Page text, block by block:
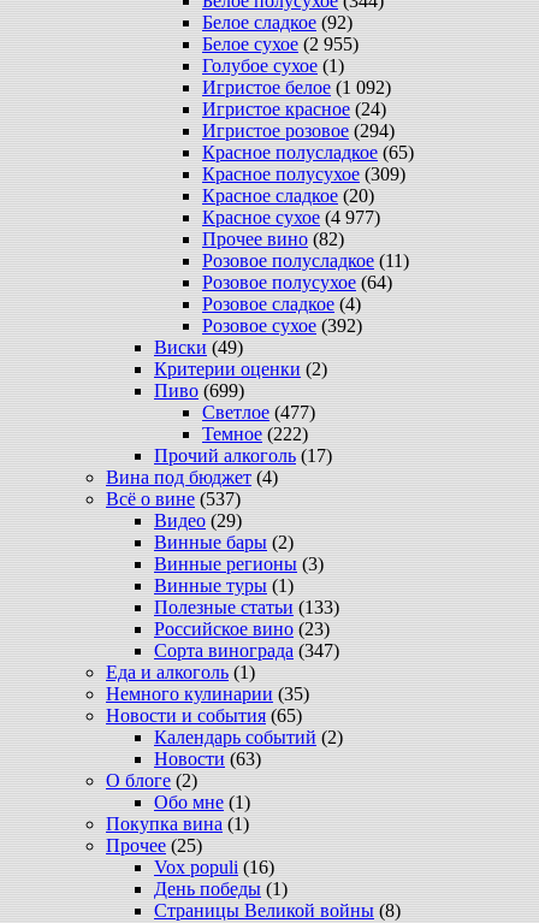
Белое сладкое (92)
Белое сухое (2 955)
Голубое сухое (1)
Игристое белое (1 092)
Игристое красное (24)
Игристое розовое (294)
Красное полусладкое (65)
Красное полусухое (309)
Красное сладкое (20)
Красное сухое (4 977)
Прочее вино (82)
Розовое полусладкое (11)
Розовое полусухое (64)
Розовое сладкое (4)
Розовое сухое (392)
Виски (49)
Критерии оценки (2)
Пиво (699)
Светлое (477)
Темное (222)
Прочий алкоголь (17)
Вина под бюджет (4)
Всё о вине (537)
Видео (29)
Винные бары (2)
Винные регионы (3)
Винные туры (1)
Полезные статьи (133)
Российское вино (23)
Сорта винограда (347)
Еда и алкоголь (1)
Немного кулинарии (35)
Новости и события (65)
Календарь событий (2)
Новости (63)
О блоге (2)
Обо мне (1)
Покупка вина (1)
Прочее (25)
Vox populi (16)
День победы (1)
Страницы Великой войны (8)